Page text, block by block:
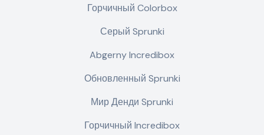
Горчичный Colorbox
Серый Sprunki
Abgerny Incredibox
Обновленный Sprunki
Мир Денди Sprunki
Горчичный Incredibox